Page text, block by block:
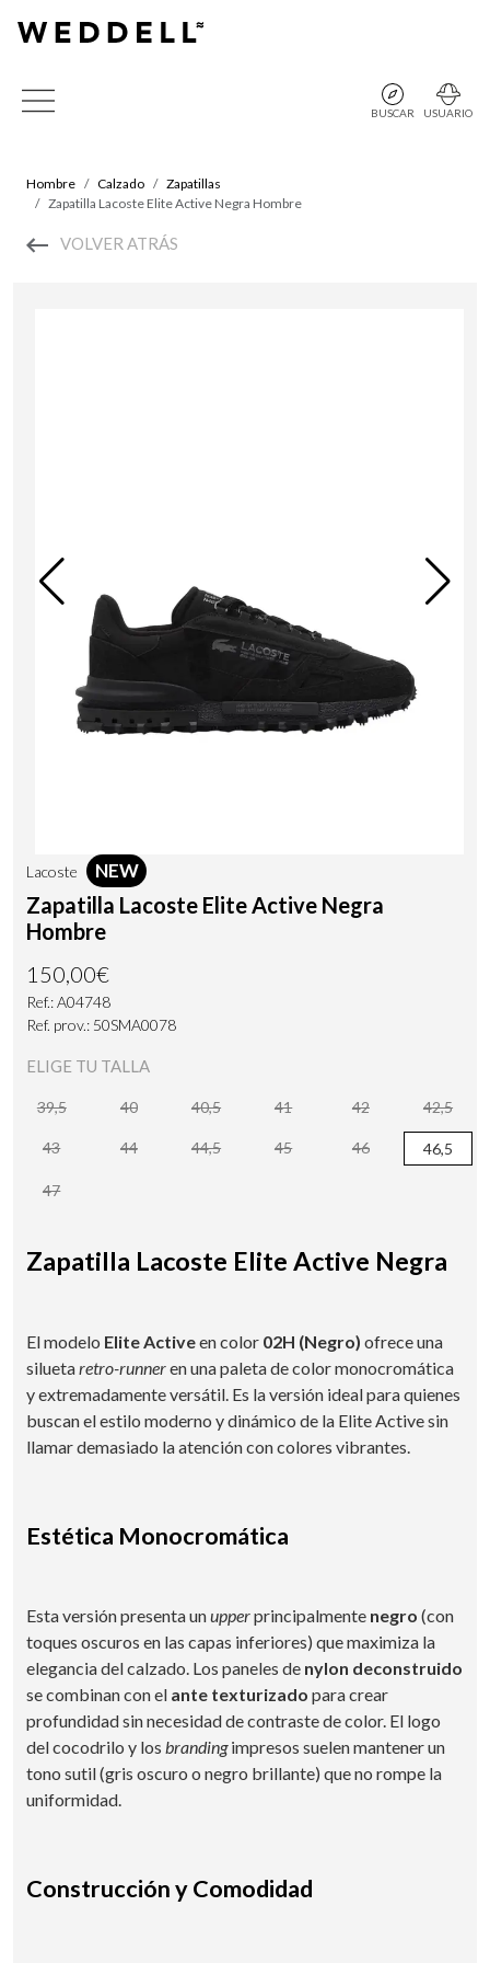
BUSCAR USUARIO
Hombre Calzado
Zapatillas
Zapatilla Lacoste Elite Active Negra Hombre
VOLVER ATRÁS
Lacoste NEW
Zapatilla Lacoste Elite Active Negra
Hombre
150,00€
Ref.: A04748
Ref. prov.: 50SMA0078
ELIGE TU TALLA
39,5 40 40,5 41 42 42,5
43 44 44,5 45 46 46,5
47
Zapatilla Lacoste Elite Active Negra
El modelo Elite Activeen color 02H (Negro) ofrece una
siluetaretro-runneren una paleta de color monocromática
y extremadamente versátil. Es la versión ideal para quienes
buscan el estilo moderno y dinámico de la Elite Active sin
llamar demasiado la atención con colores vibrantes.
Estética Monocromática
Esta versión presenta unupperprincipalmente negro (con
toques oscuros en las capas inferiores) que maximiza la
elegancia del calzado. Los paneles de nylon deconstruido
se combinan con el ante texturizado para crear
profundidad sin necesidad de contraste de color. El logo
del cocodrilo y los brandingimpresos suelen mantener un
tono sutil (gris oscuro o negro brillante) que no rompe la
uniformidad.
Construcción y Comodidad